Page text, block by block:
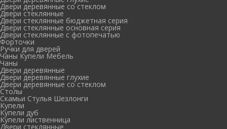
Двери деревянные со стеклом
Двери стеклянные
Двери стеклянные бюджетная серия
Двери стеклянные основная серия
Двери стеклянные с фотопечатью
Форточки
Ручки для дверей
Чаны Купели Мебель
Чаны
Двери деревянные
Двери деревянные глухие
Двери деревянные со стеклом
Столы
Скамьи Стулья Шезлонги
Купели
Купели дуб
Купели лиственница
Двери стеклянные